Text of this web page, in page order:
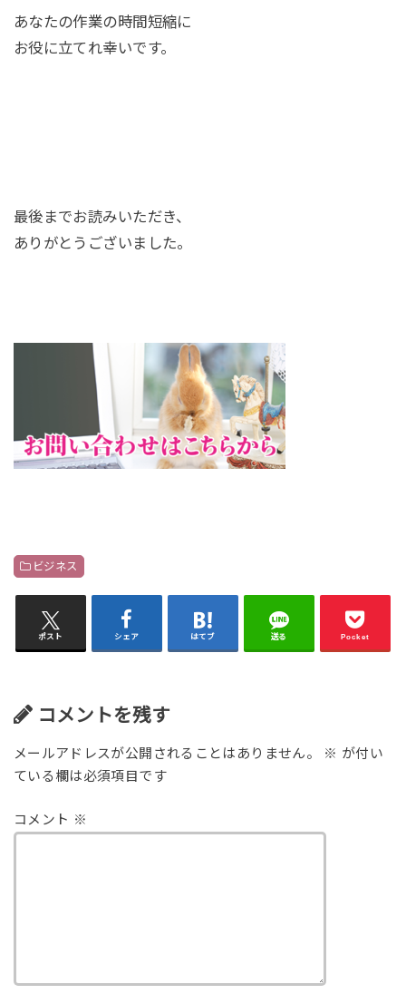
あなたの作業の時間短縮に
お役に立てれ幸いです。
最後までお読みいただき、
ありがとうございました。
ビジネス
ポスト シェア はてブ 送る Pocket
コメントを残す
メールアドレスが公開されることはありません。 ※ が付い
ている欄は必須項目です
コメント ※